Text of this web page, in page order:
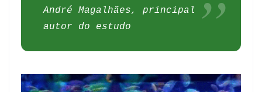
André Magalhães, principal
autor do estudo